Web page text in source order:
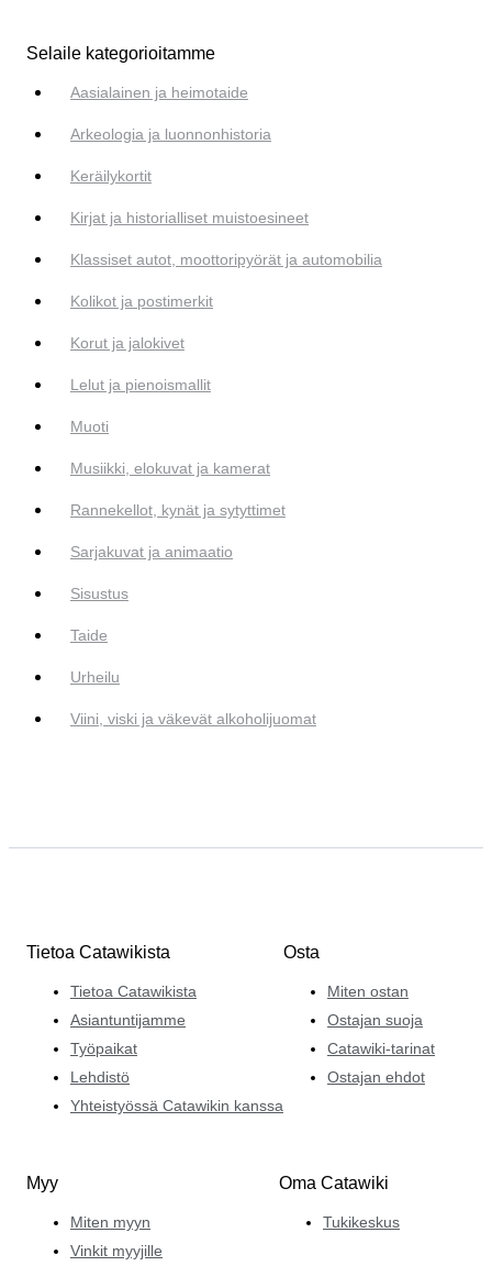
Selaile kategorioitamme
Aasialainen ja heimotaide
Arkeologia ja luonnonhistoria
Keräilykortit
Kirjat ja historialliset muistoesineet
Klassiset autot, moottoripyörät ja automobilia
Kolikot ja postimerkit
Korut ja jalokivet
Lelut ja pienoismallit
Muoti
Musiikki, elokuvat ja kamerat
Rannekellot, kynät ja sytyttimet
Sarjakuvat ja animaatio
Sisustus
Taide
Urheilu
Viini, viski ja väkevät alkoholijuomat
Tietoa Catawikista
Tietoa Catawikista
Asiantuntijamme
Työpaikat
Lehdistö
Yhteistyössä Catawikin kanssa
Osta
Miten ostan
Ostajan suoja
Catawiki-tarinat
Ostajan ehdot
Myy
Miten myyn
Vinkit myyjille
Oma Catawiki
Tukikeskus